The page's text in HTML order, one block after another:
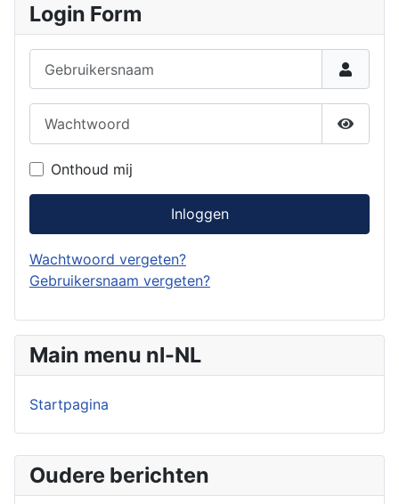
Login Form
Toon
Onthoud mij
Inloggen
Wachtwoord vergeten?
Gebruikersnaam vergeten?
Main menu nl-NL
Startpagina
Oudere berichten